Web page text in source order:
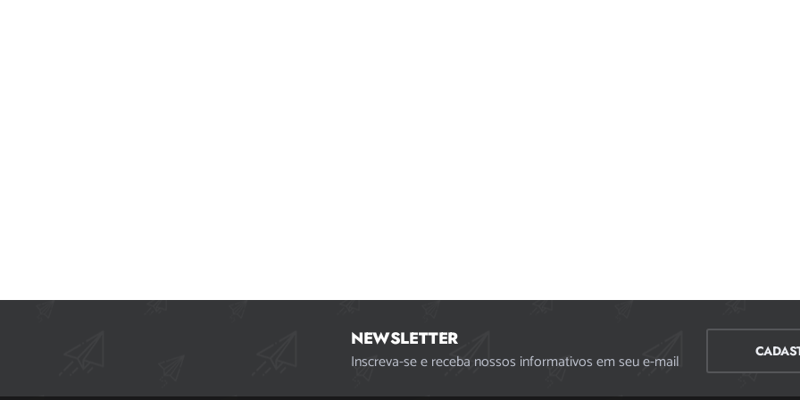
NEWSLETTER
Inscreva-se e receba nossos informativos em seu e-mail